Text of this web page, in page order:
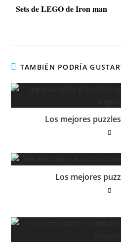
Sets de LEGO de Iron man
TAMBIÉN PODRÍA
Los mejores
Los mejores